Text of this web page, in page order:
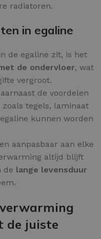
radiatoren.
in egaline
de egaline zit, is het
de ondervloer, wat
vergroot.
de voordelen
zoals tegels, laminaat
kunnen worden
aanpasbaar aan elke
altijd blijft
de lange levensduur
de juiste